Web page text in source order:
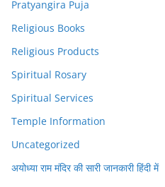
Pratyangira Puja
Religious Books
Religious Products
Spiritual Rosary
Spiritual Services
Temple Information
Uncategorized
अयोध्या राम मंदिर की सारी जानकारी हिंदी में